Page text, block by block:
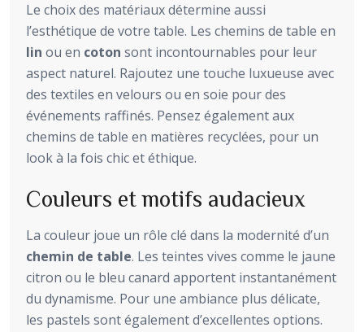
Le choix des matériaux détermine aussi
l’esthétique de votre table. Les chemins de table en
lin ou en coton sont incontournables pour leur
aspect naturel. Rajoutez une touche luxueuse avec
des textiles en velours ou en soie pour des
événements raffinés. Pensez également aux
chemins de table en matières recyclées, pour un
look à la fois chic et éthique.
Couleurs et motifs audacieux
La couleur joue un rôle clé dans la modernité d’un
chemin de table. Les teintes vives comme le jaune
citron ou le bleu canard apportent instantanément
du dynamisme. Pour une ambiance plus délicate,
les pastels sont également d’excellentes options.